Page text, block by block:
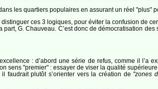
les quartiers populaires en assurant un réel "plus"
ces 3 logiques, pour éviter la confusion de
G. Chauveau. C’est donc de démocratisation
: d’abord une série de refus, comme il l’a
sens "premier" : essayer de viser la qualité supérieure
faudrait plutôt s’orienter vers la création de "zones